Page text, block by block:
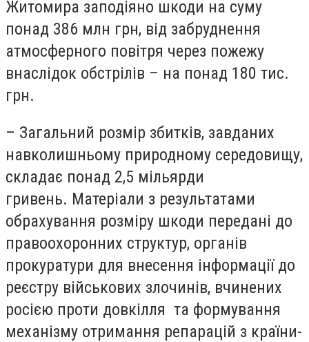
Житомира заподіяно шкоди на суму
понад 386 млн грн, від забруднення
атмосферного повітря через пожежу
внаслідок обстрілів – на понад 180 тис.
грн.
– Загальний розмір збитків, завданих
навколишньому природному середовищу,
складає понад 2,5 мільярди
гривень. Матеріали з результатами
обрахування розміру шкоди передані до
правоохоронних структур, органів
прокуратури для внесення інформації до
реєстру військових злочинів, вчинених
росією проти довкілля та формування
механізму отримання репарацій з країни-